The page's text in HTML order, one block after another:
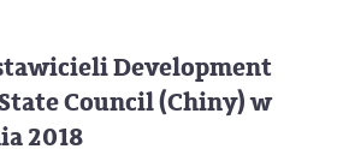
Development
Council (Chiny) w
2018